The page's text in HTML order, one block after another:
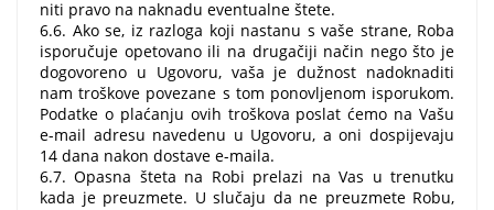
niti pravo na naknadu eventualne štete.
6.6. Ako se, iz razloga koji nastanu s vaše strane, Roba
isporučuje opetovano ili na drugačiji način nego što je
dogovoreno u Ugovoru, vaša je dužnost nadoknaditi
nam troškove povezane s tom ponovljenom isporukom.
Podatke o plaćanju ovih troškova poslat ćemo na Vašu
e-mail adresu navedenu u Ugovoru, a oni dospijevaju
14 dana nakon dostave e-maila.
6.7. Opasna šteta na Robi prelazi na Vas u trenutku
kada je preuzmete. U slučaju da ne preuzmete Robu,